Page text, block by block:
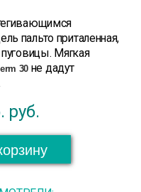
пальто приталенная,
Мягкая
30 не дадут
руб.